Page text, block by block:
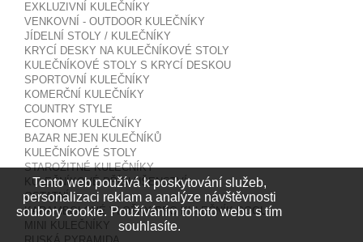
EXKLUZIVNÍ KULEČNÍKY
VENKOVNÍ - OUTDOOR KULEČNÍKY
JÍDELNÍ STOLY / KULEČNÍKY
KRYCÍ DESKY NA KULEČNÍKOVÉ STOLY
KULEČNÍKOVÉ STOLY S KRYCÍ DESKOU
SPORTOVNÍ KULEČNÍKY
KOMERČNÍ KULEČNÍKY
COUNTRY STYLE
ECONOMY KULEČNÍKY
BAZAR NEJEN KULEČNÍKŮ
KULEČNÍKOVÉ STOLY
STAROŽITNÉ KULEČNÍKY
KULEČNÍKOVÉ PŘÍSLUŠENSTVÍ
OSTATNÍ
KARAMBOLOVÉ VLOŽKY PRO KULEČNÍK POOL
MINI KULEČNÍKY
Tento web používá k poskytování služeb,
personalizaci reklam a analýze návštěvnosti
soubory cookie. Používáním tohoto webu s tím
souhlasíte.